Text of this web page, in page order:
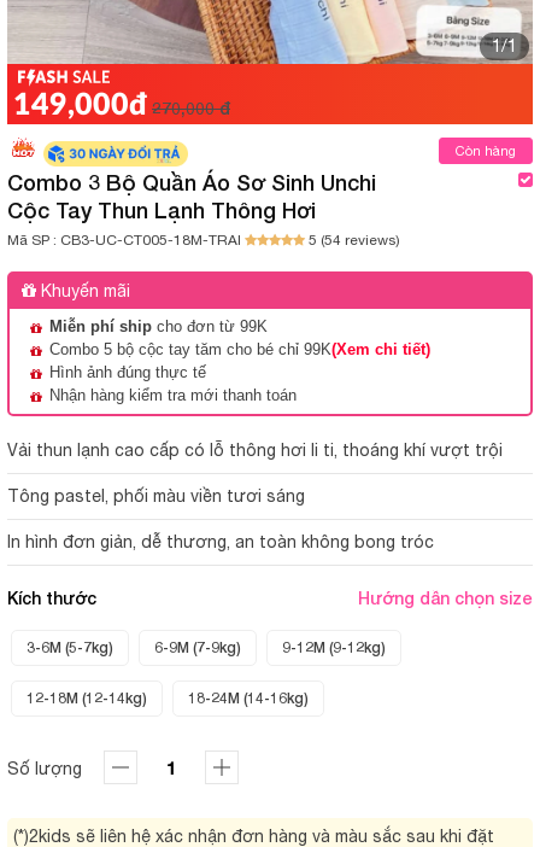
1/1
149,000đ 270,000 đ
Combo 3 Bộ Quần Áo Sơ Sinh Unchi
Cộc Tay Thun Lạnh Thông Hơi
Còn hàng
Mã SP : CB3-UC-CT005-18M-TRAI 5 (54 reviews)
Khuyến mãi
Miễn phí ship cho đơn từ 99K
Combo 5 bộ cộc tay tăm cho bé chỉ 99K(Xem chi tiết)
Hình ảnh đúng thực tế
Nhận hàng kiểm tra mới thanh toán
Vải thun lạnh cao cấp có lỗ thông hơi li ti, thoáng khí vượt trội
Tông pastel, phối màu viền tươi sáng
In hình đơn giản, dễ thương, an toàn không bong tróc
Kích thước Hướng dẫn chọn size
3-6M (5-7kg) 6-9M (7-9kg) 9-12M (9-12kg)
12-18M (12-14kg) 18-24M (14-16kg)
Số lượng
(*)2kids sẽ liên hệ xác nhận đơn hàng và màu sắc sau khi đặt